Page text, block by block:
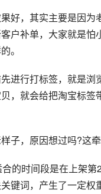
好，其实主要是因
户补单，大家就是
。
进行打标签，就是
，就会给把淘宝标
子，原因想过吗?这
的时间段是在上架
键词，产生了一定